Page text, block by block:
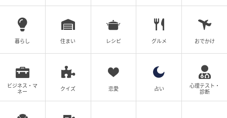
暮らし 住まい レシピ グルメ おでかけ
ビジネス・マ
ネー
クイズ 恋愛 占い
心理テスト・
診断